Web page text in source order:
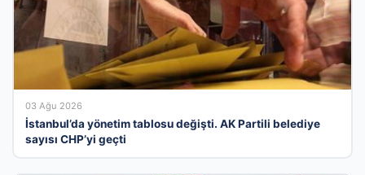
03 Ağu 2026
İstanbul’da yönetim tablosu değişti. AK Partili belediye
sayısı CHP’yi geçti